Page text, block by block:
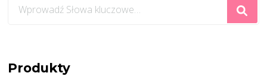
czegoś?
Produkty